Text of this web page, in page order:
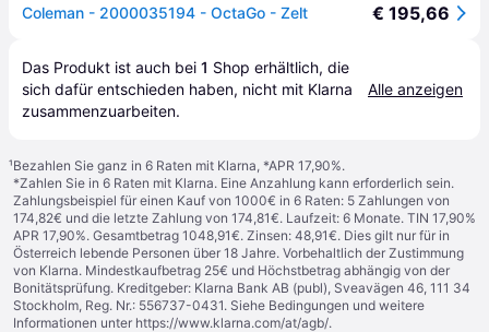
Coleman - 2000035194 - OctaGo - Zelt € 195,66
Das Produkt ist auch bei 1 Shop erhältlich, die
sich dafür entschieden haben, nicht mit Klarna
zusammenzuarbeiten.
Alle anzeigen
¹Bezahlen Sie ganz in 6 Raten mit Klarna, *APR 17,90%.
*Zahlen Sie in 6 Raten mit Klarna. Eine Anzahlung kann erforderlich sein.
Zahlungsbeispiel für einen Kauf von 1000€ in 6 Raten: 5 Zahlungen von
174,82€ und die letzte Zahlung von 174,81€. Laufzeit: 6 Monate. TIN 17,90%
APR 17,90%. Gesamtbetrag 1048,91€. Zinsen: 48,91€. Dies gilt nur für in
Österreich lebende Personen über 18 Jahre. Vorbehaltlich der Zustimmung
von Klarna. Mindestkaufbetrag 25€ und Höchstbetrag abhängig von der
Bonitätsprüfung. Kreditgeber: Klarna Bank AB (publ), Sveavägen 46, 111 34
Stockholm, Reg. Nr.: 556737-0431. Siehe Bedingungen und weitere
Informationen unter https://www.klarna.com/at/agb/.